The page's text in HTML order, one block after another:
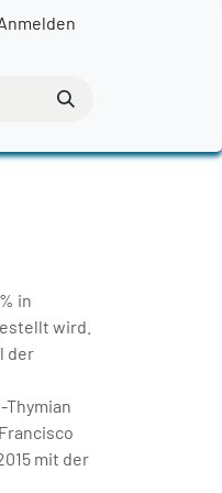
in
wird.
der
mit der